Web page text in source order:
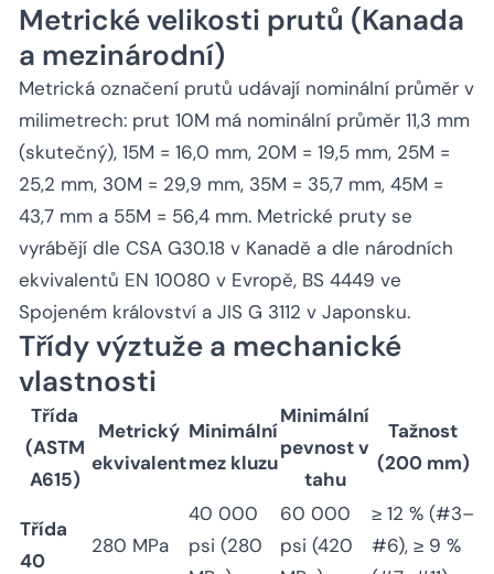
Metrické velikosti prutů (Kanada
a mezinárodní)
Metrická označení prutů udávají nominální průměr v
milimetrech: prut 10M má nominální průměr 11,3 mm
(skutečný), 15M = 16,0 mm, 20M = 19,5 mm, 25M =
25,2 mm, 30M = 29,9 mm, 35M = 35,7 mm, 45M =
43,7 mm a 55M = 56,4 mm. Metrické pruty se
vyrábějí dle CSA G30.18 v Kanadě a dle národních
ekvivalentů EN 10080 v Evropě, BS 4449 ve
Spojeném království a JIS G 3112 v Japonsku.
Třídy výztuže a mechanické
vlastnosti
Třída
(ASTM
A615)
Metrický
ekvivalent
Minimální
mez kluzu
Minimální
pevnost v
tahu
Tažnost
(200 mm)
Třída
40
280 MPa
40 000
psi (280
60 000
psi (420
≥ 12 % (#3–
#6), ≥ 9 %